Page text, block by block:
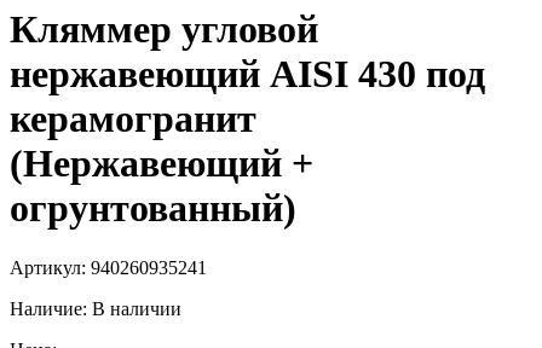
Кляммер угловой
нержавеющий AISI 430 под
керамогранит
(Нержавеющий +
огрунтованный)
Артикул: 940260935241
Наличие: В наличии